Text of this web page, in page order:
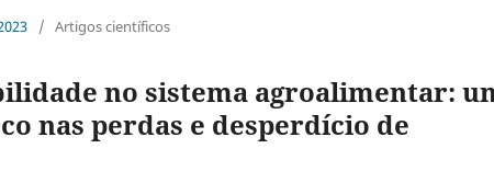
/ Artigos científicos
no sistema agroalimentar:
nas perdas e desperdício de